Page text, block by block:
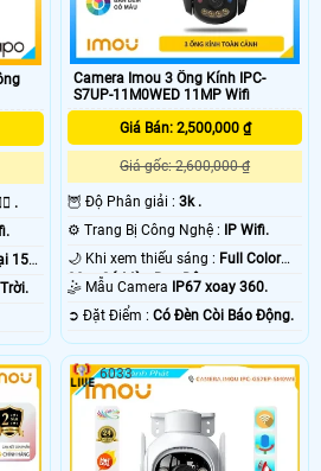
thương hiệu khác nhau. giá của camera wifi
tuy nhiên với camera wifi chính hãng dịch vụ
camera. Bạn không thể so sánh camera
wifi được công ty cửa hàng uy tín bán được
sản phẩm , dịch vụ bảo hành và dịch vụ hổ
.
15m
Camera Imou 3 Ống Kính IPC-
S7UP-11M0WED 11MP Wifi
Giá Bán: 2,500,000 ₫
Giá gốc: 2,600,000 ₫
🦉 Độ Phân giải :3k .
⚙ Trang Bị Công Nghệ :
IP Wifi.
🌙 Khi xem thiếu sáng : Full Color
30m Có Màu Ban Ðêm.
🤹 Mẫu Camera
IP67 xoay 360.
️➲ Đặt Điểm :Có Ðèn Còi Báo Động.
6033